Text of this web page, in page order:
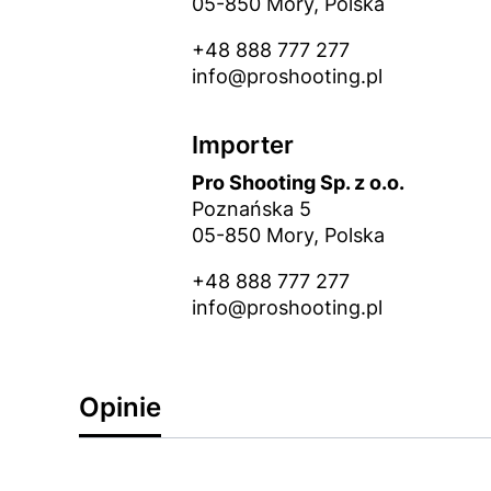
+48 888 777 277
info@proshooting.pl
Importer
Pro Shooting Sp. z o.o.
Poznańska 5
05-850 Mory, Polska
+48 888 777 277
info@proshooting.pl
Opinie